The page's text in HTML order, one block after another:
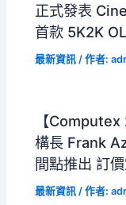
正式發表
首款 5K2K
最新資訊 / 作者:
【
構長 Frank
間點推出 訂
最新資訊 / 作者: